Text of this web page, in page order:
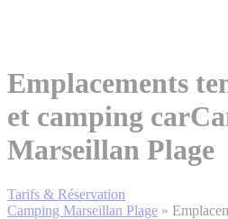
Emplacements
et camping car
Marseillan Plage
Tarifs & Réservation
Camping Marseillan Plage »